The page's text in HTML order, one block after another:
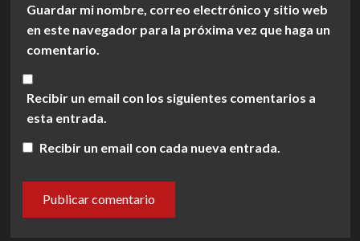
Guardar mi nombre, correo electrónico y sitio web
en este navegador para la próxima vez que haga un
comentario.
Recibir un email con los siguientes comentarios a
esta entrada.
Recibir un email con cada nueva entrada.